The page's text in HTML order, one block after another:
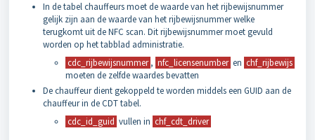
In de tabel chauffeurs moet de waarde van het rijbewijsnummer
gelijk zijn aan de waarde van het rijbewijsnummer welke
terugkomt uit de NFC scan. Dit rijbewijsnummer moet gevuld
worden op het tabblad administratie.
cdc_rijbewijsnummer, nfc_licensenumber en chf_rijbewijs
moeten de zelfde waardes bevatten
De chauffeur dient gekoppeld te worden middels een GUID aan de
chauffeur in de CDT tabel.
cdc_id_guid vullen in chf_cdt_driver